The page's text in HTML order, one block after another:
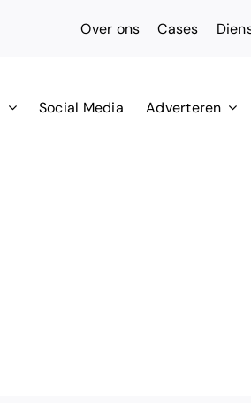
Over ons Cases
Social Media Adverteren